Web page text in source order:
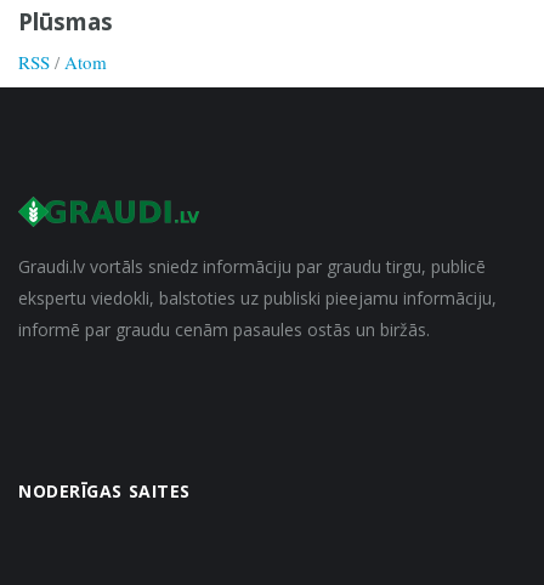
Plūsmas
RSS / Atom
Graudi.lv vortāls sniedz informāciju par graudu tirgu, publicē
ekspertu viedokli, balstoties uz publiski pieejamu informāciju,
informē par graudu cenām pasaules ostās un biržās.
NODERĪGAS SAITES